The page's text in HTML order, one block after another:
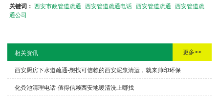
关键词：西安市政管道疏通 西安管道疏通电话 西安管道疏通 西安管道疏
通公司
相关资讯 更多>>
西安厨房下水道疏通-想找可信赖的西安泥浆清运，就来帅印环保
化粪池清理电话-值得信赖西安地暖清洗上哪找